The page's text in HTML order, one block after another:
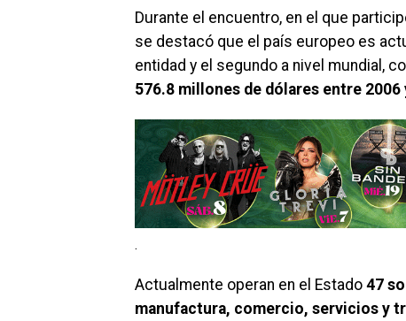
Durante el encuentro, en el que
se destacó que el país europeo es
entidad y el segundo a nivel mundial,
576.8 millones de dólares entre 2006
.
Actualmente operan en el Estado 47
manufactura, comercio, servicios y